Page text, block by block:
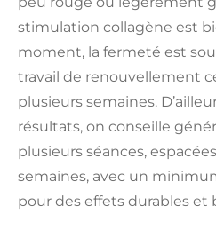
stimulation collagène est
moment, la fermeté est
travail de renouvellement
plusieurs semaines.
résultats, on conseille
plusieurs séances,
semaines, avec un
pour des effets durables et